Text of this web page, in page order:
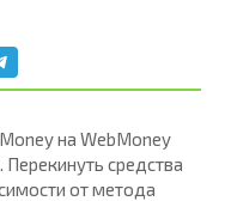
на WebMoney
средства
от метода